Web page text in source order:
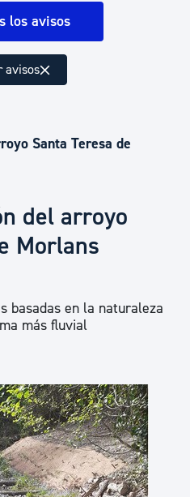
los avisos
avisos
Santa Teresa de
del arroyo
Morlans
basadas en la naturaleza
más fluvial